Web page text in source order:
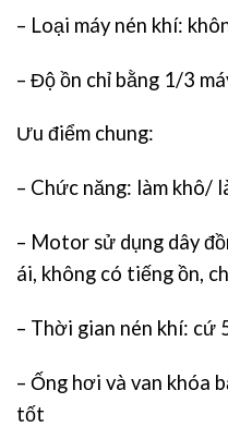
– Loại máy nén khí:
– Độ ồn chỉ bằng 1/3
Ưu điểm chung:
– Chức năng: làm khô/
– Motor sử dụng dây
ái, không có tiếng ồn,
– Thời gian nén khí: cứ
– Ống hơi và van khóa
tốt